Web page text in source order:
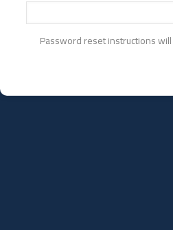
Password reset instructions